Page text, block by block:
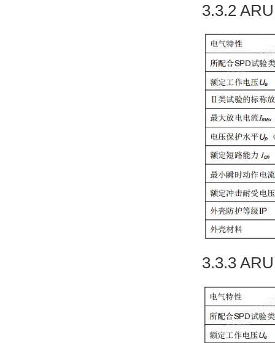
3.3.2
3.3.3